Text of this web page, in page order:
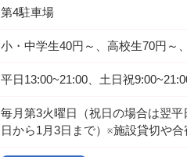
第4駐車場
小・中学生40円～、高校生70円～
平日13:00~21:00、土日祝
毎月第3火曜日（祝日の場合は翌
日から1月3日まで）※施設貸切や